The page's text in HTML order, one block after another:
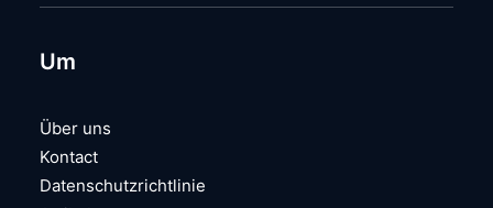
Um
Über uns
Kontact
Datenschutzrichtlinie